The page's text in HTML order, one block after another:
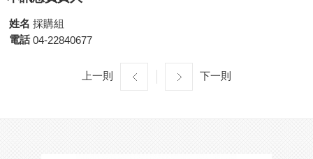
姓名 採購組
電話 04-22840677
上一則 下一則